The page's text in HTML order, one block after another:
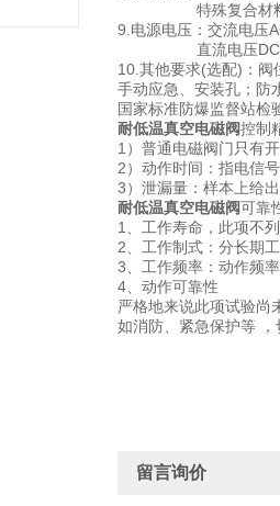
特殊复合材料-
9.电源电压：交流电压
直流电压
10.其他要求(选配)：阀
手动应急、安装孔；防
国家标准防爆监督站检
耐低温真空电磁阀控制
1）普通电磁阀门只有
2）动作时间：指电信
3）泄漏量：样本上给
耐低温真空电磁阀可靠
1、工作寿命，此项不
2、工作制式：分长期
3、工作频率：动作频
4、动作可靠性
严格地来说此项试验尚
如消防、紧急保护等
留言询价